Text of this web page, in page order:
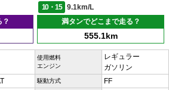
10・15
9.1km/L
？
満タンでどこまで走る？
555.1km
使用燃料
エンジン
レギュラー
ガソリン
駆動方式 FF